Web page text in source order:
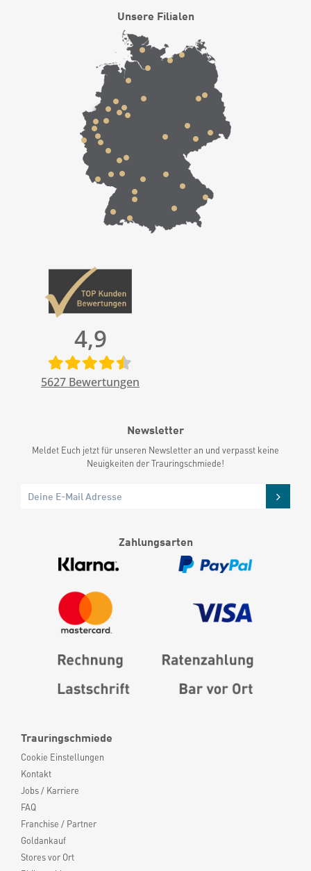
Trauringschmiede
Cookie Einstellungen
Kontakt
Jobs / Karriere
FAQ
Franchise / Partner
Goldankauf
Stores vor Ort
Unsere Filialen
4,9
5627 Bewertungen
Newsletter
Meldet Euch jetzt für unseren Newsletter an und verpasst keine
Neuigkeiten der Trauringschmiede!
Zahlungsarten